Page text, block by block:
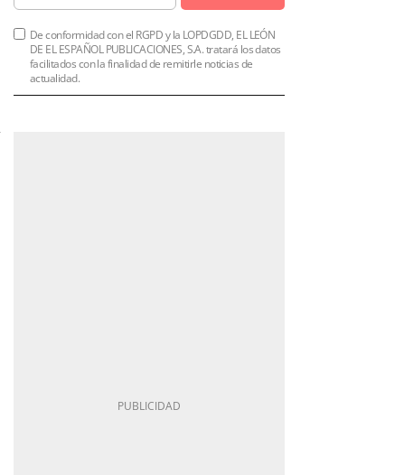
De conformidad con el RGPD y la LOPDGDD, EL LEÓN
DE EL ESPAÑOL PUBLICACIONES, S.A. tratará los datos
facilitados con la finalidad de remitirle noticias de
actualidad.